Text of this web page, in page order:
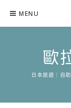
content
MENU
歐
日本旅遊｜自